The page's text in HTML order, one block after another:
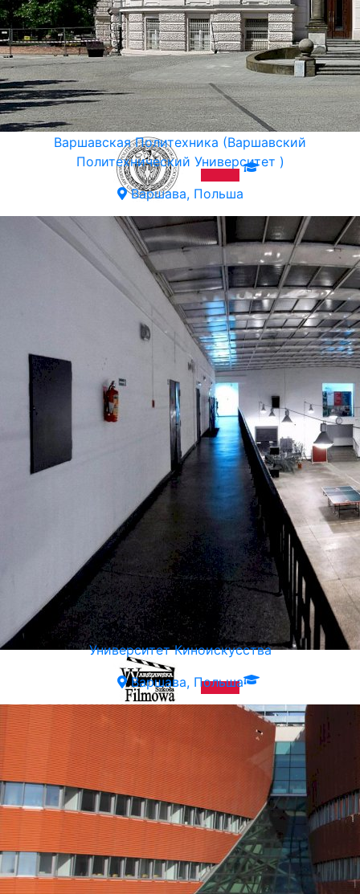
Варшавская Политехника (Варшавский
Политехнический Университет )
Варшава, Польша
Университет Киноискусства
Варшава, Польша